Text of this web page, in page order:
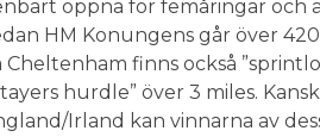
öppna för femåringar och
HM Konungens går över
Cheltenham finns också
hurdle” över 3 miles.
Irland kan vinnarna av